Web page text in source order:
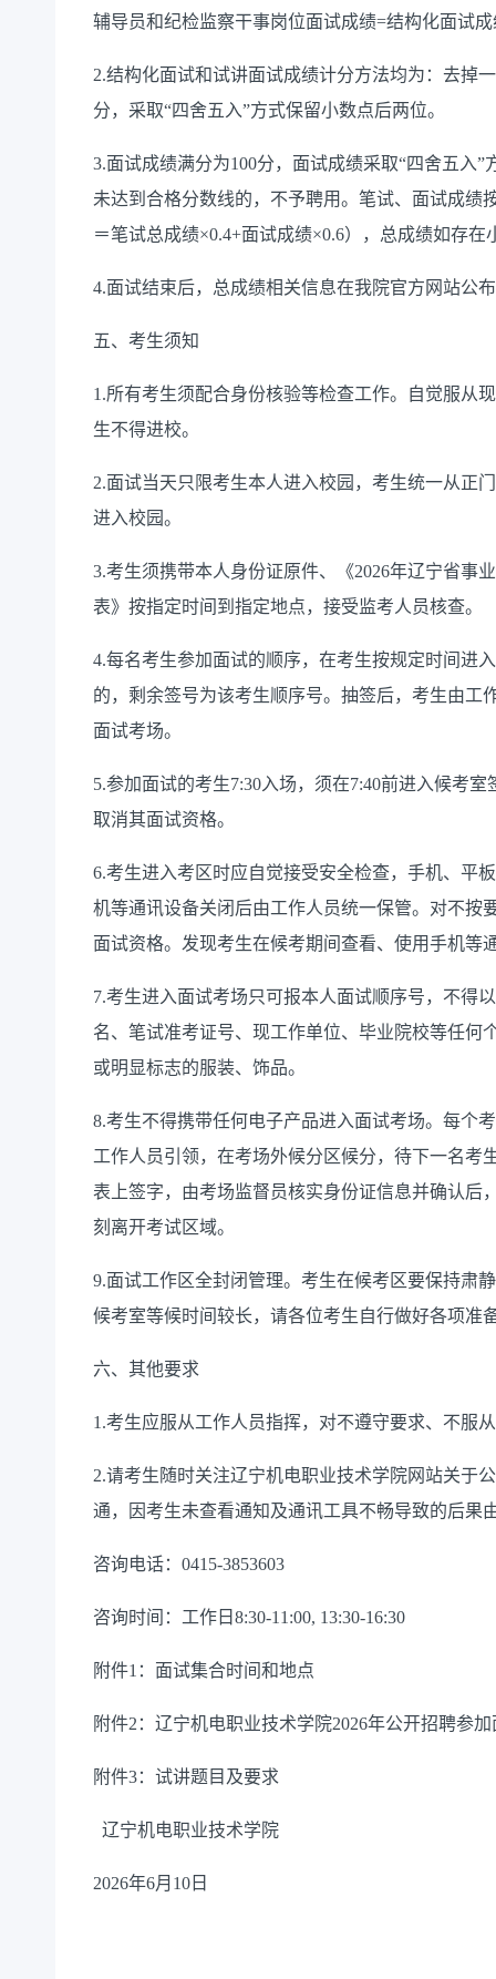
辅导员和纪检监察干事岗位面试成绩=结构化面试成
2.结构化面试和试讲面试成绩计分方法均为：去掉
分，采取“四舍五入”方式保留小数点后两位。
3.面试成绩满分为100分，面试成绩采取“四舍五入
未达到合格分数线的，不予聘用。笔试、面试成绩
＝笔试总成绩×0.4+面试成绩×0.6），总成绩如存
4.面试结束后，总成绩相关信息在我院官方网站公
五、考生须知
1.所有考生须配合身份核验等检查工作。自觉服从
生不得进校。
2.面试当天只限考生本人进入校园，考生统一从正
进入校园。
3.考生须携带本人身份证原件、《2026年辽宁省事
表》按指定时间到 指定地点，接受监考人员核查。
4.每名考生参加面试的顺序，在考生按规定时间进
的，剩余签号为该考生顺序号。抽签后，考生由工
面试考场。
5.参加面试的考生7:30入场，须在7:40前进入候考室
取消其面试资格。
6.考生进入考区时应自觉接受安全检查，手机、平
机等通讯设备关闭后由工作人员统一保管。对不按
面试资格。发现考生在候考期间查看、使用手机等
7.考生进入面试考场只可报本人面试顺序号，不得
名、笔试准考证号、现工作单位、毕业院校等任何
或明显标志的服装、饰品。
8.考生不得携带任何电子产品进入面试考场。每个
工作人员引领，在考场外候分区候分，待下一名考
表上签字，由考场监督员核实身份证信息并确认后
刻离开考试区域。
9.面试工作区全封闭管理。考生在候考区要保持肃
候考室等候时间较长，请各位考生自行做好各项准
六、其他要求
1.考生应服从工作人员指挥，对不遵守要求、不服
2.请考生随时关注辽宁机电职业技术学院网站关于
通，因考生未查看通知及通讯工具不畅导致的后果
咨询电话： 0415-3853603
咨询时间：工作日 8:30-11:00, 13:30-16:30
附件1 ：面试集合时间和地点
附件2 ： 辽宁机电职业技术学院2026年公开招聘参
附件3：试讲题目及要求
辽宁机电职业技术学院
2026年6月 10 日